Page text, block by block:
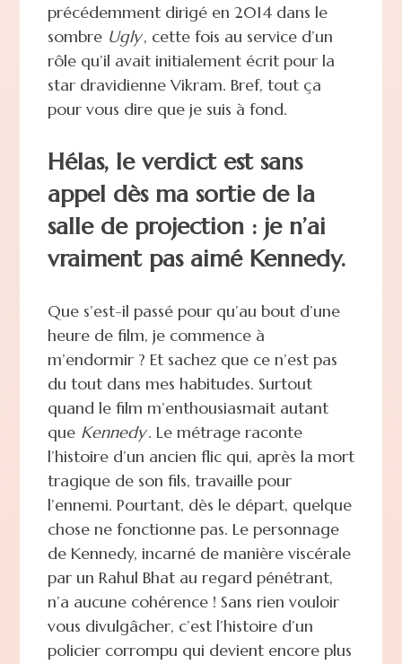
précédemment dirigé en 2014 dans le
sombre Ugly, cette fois au service d’un
rôle qu’il avait initialement écrit pour la
star dravidienne Vikram. Bref, tout ça
pour vous dire que je suis à fond.
Hélas, le verdict est sans
appel dès ma sortie de la
salle de projection : je n’ai
vraiment pas aimé Kennedy.
Que s’est-il passé pour qu’au bout d’une
heure de film, je commence à
m’endormir ? Et sachez que ce n’est pas
du tout dans mes habitudes. Surtout
quand le film m’enthousiasmait autant
que Kennedy. Le métrage raconte
l’histoire d’un ancien flic qui, après la mort
tragique de son fils, travaille pour
l’ennemi. Pourtant, dès le départ, quelque
chose ne fonctionne pas. Le personnage
de Kennedy, incarné de manière viscérale
par un Rahul Bhat au regard pénétrant,
n’a aucune cohérence ! Sans rien vouloir
vous divulgâcher, c’est l’histoire d’un
policier corrompu qui devient encore plus